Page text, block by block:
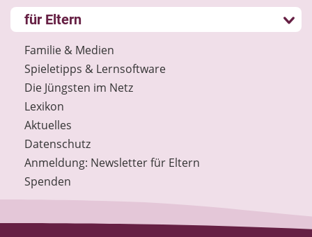
Internet-ABC Sitemap
Barrierefreiheit
Länderprojekte
Spiel und Spaß
Mitreden und Mitmachen
Lexikon
Datenschutz
Newsletter
Lernmodule
Unterrichts­materialien
Internet-ABC-Schule
Praxishilfen
Aktuelles
Materialbestellung
Lexikon
Datenschutz
Newsletter
Spenden
für Eltern
Familie & Medien
Spieletipps & Lernsoftware
Die Jüngsten im Netz
Lexikon
Aktuelles
Datenschutz
Anmeldung: Newsletter für Eltern
Spenden